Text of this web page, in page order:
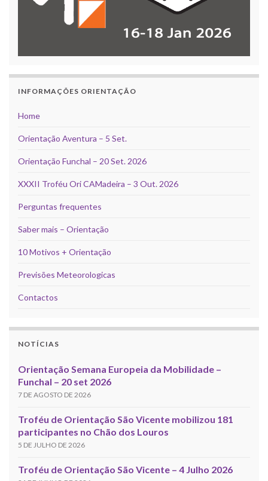
INFORMAÇÕES ORIENTAÇÃO
Home
Orientação Aventura – 5 Set.
Orientação Funchal – 20 Set. 2026
XXXII Troféu Ori CAMadeira – 3 Out. 2026
Perguntas frequentes
Saber mais – Orientação
10 Motivos + Orientação
Previsões Meteorologicas
Contactos
NOTÍCIAS
Orientação Semana Europeia da Mobilidade –
Funchal – 20 set 2026
7 DE AGOSTO DE 2026
Troféu de Orientação São Vicente mobilizou 181
participantes no Chão dos Louros
5 DE JULHO DE 2026
Troféu de Orientação São Vicente – 4 Julho 2026